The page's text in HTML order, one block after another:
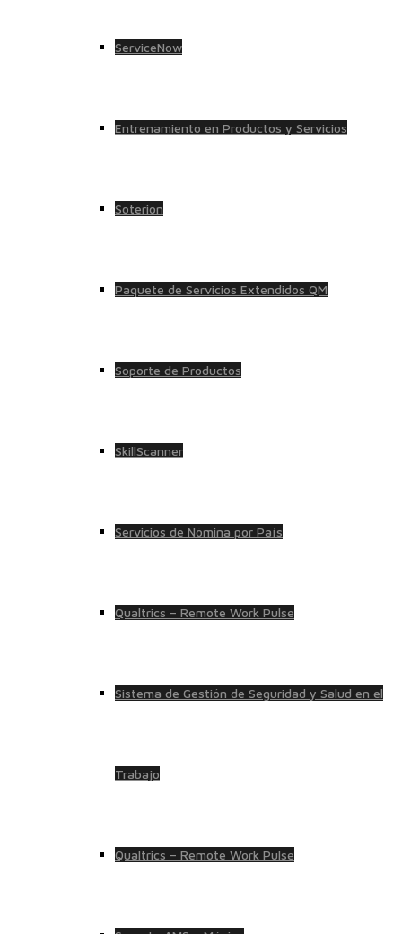
ServiceNow
Entrenamiento en Productos y Servicios
Soterion
Paquete de Servicios Extendidos QM
Soporte de Productos
SkillScanner
Servicios de Nómina por País
Qualtrics – Remote Work Pulse
Sistema de Gestión de Seguridad y Salud en el
Trabajo
Qualtrics – Remote Work Pulse